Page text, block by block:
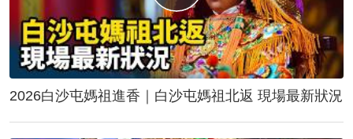
2026白沙屯媽祖進香｜白沙屯媽祖北返 現場最新狀況